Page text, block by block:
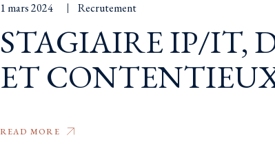
1 mars 2024 Recrutement
STAGIAIRE IP/IT,
ET
READ MORE